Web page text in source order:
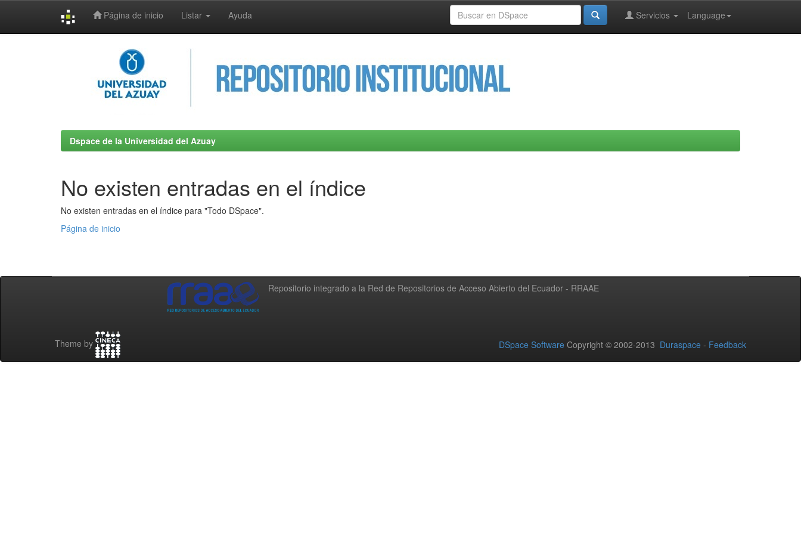
Página de inicio Listar Ayuda Language
Servicios
Dspace de la Universidad del Azuay
No existen entradas en el índice
No existen entradas en el índice para "Todo DSpace".
Página de inicio
Repositorio integrado a la Red de Repositorios de Acceso Abierto del Ecuador - RRAAE
Theme by DSpace Software Copyright © 2002-2013 Duraspace - Feedback